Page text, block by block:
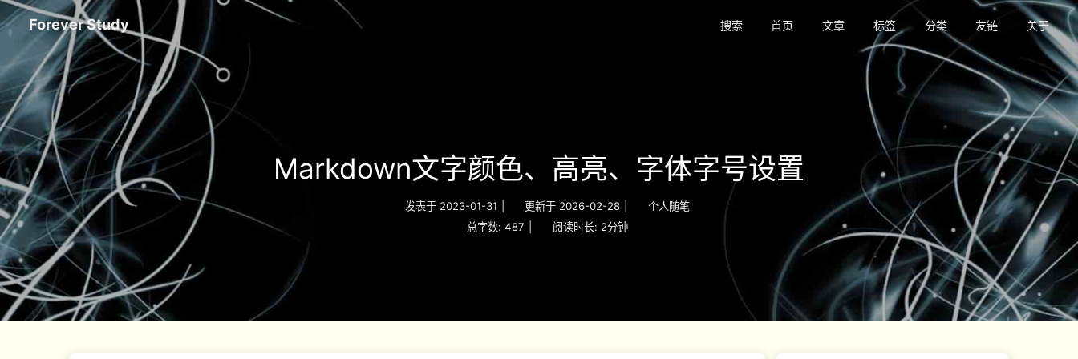
Forever Study 搜索 首页 文章 标签 分类 友链 关于
Markdown文字颜色、高亮、字体字号设置
发表于 2023-01-31 更新于 2026-02-28
个人随笔
总字数: 487 阅读时长: 2分钟